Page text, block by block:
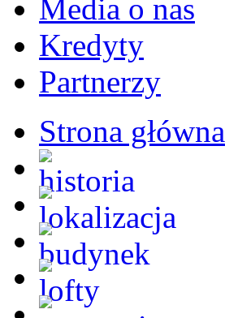
Media o nas
Kredyty
Partnerzy
Strona główna